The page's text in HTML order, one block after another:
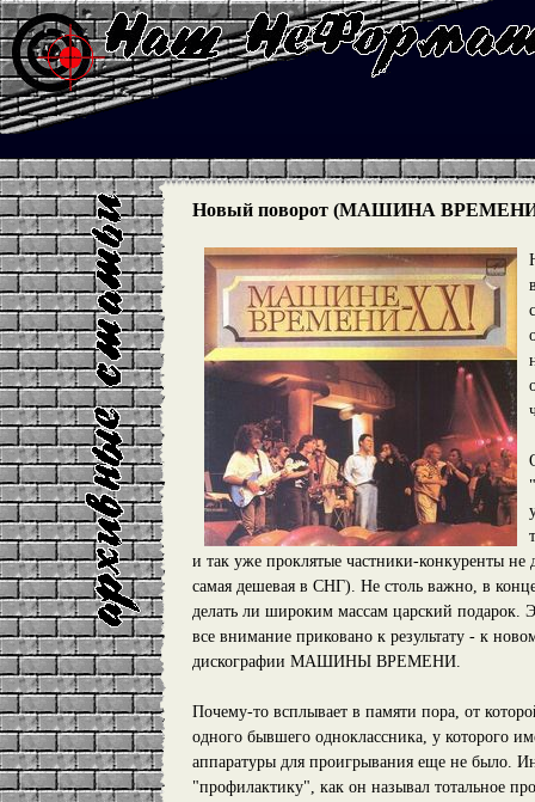
Новый поворот (МАШИНА ВРЕМЕНИ:
и так уже проклятые частники-конкуренты
самая дешевая в СНГ). Не столь важно, в
делать ли широким массам царский подарок.
все внимание приковано к результату - к
дискографии МАШИНЫ ВРЕМЕНИ.
Почему-то всплывает в памяти пора, от
одного бывшего одноклассника, у которого
аппаратуры для проигрывания еще не было.
"профилактику", как он называл тотальное